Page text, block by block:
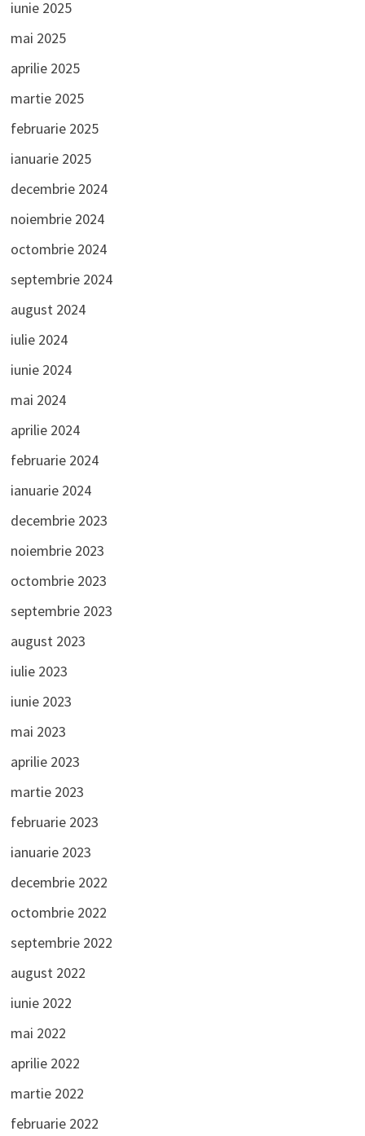
iunie 2025
mai 2025
aprilie 2025
martie 2025
februarie 2025
ianuarie 2025
decembrie 2024
noiembrie 2024
octombrie 2024
septembrie 2024
august 2024
iulie 2024
iunie 2024
mai 2024
aprilie 2024
februarie 2024
ianuarie 2024
decembrie 2023
noiembrie 2023
octombrie 2023
septembrie 2023
august 2023
iulie 2023
iunie 2023
mai 2023
aprilie 2023
martie 2023
februarie 2023
ianuarie 2023
decembrie 2022
octombrie 2022
septembrie 2022
august 2022
iunie 2022
mai 2022
aprilie 2022
martie 2022
februarie 2022